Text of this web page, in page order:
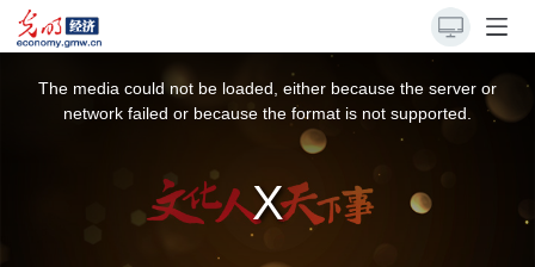
The media could not be loaded, either because the server or
network failed or because the format is not supported.